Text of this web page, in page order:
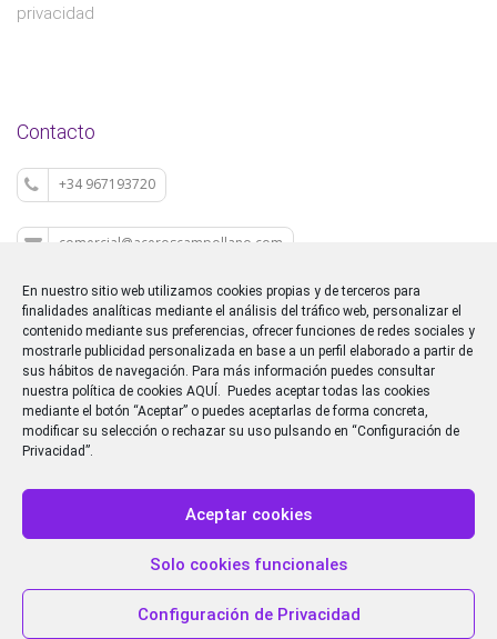
En nuestro sitio web utilizamos cookies propias y de terceros para
finalidades analíticas mediante el análisis del tráfico web, personalizar el
contenido mediante sus preferencias, ofrecer funciones de redes sociales y
mostrarle publicidad personalizada en base a un perfil elaborado a partir de
sus hábitos de navegación. Para más información puedes consultar
nuestra política de cookies AQUÍ . Puedes aceptar todas las cookies
mediante el botón “Aceptar” o puedes aceptarlas de forma concreta,
modificar su selección o rechazar su uso pulsando en “Configuración de
Privacidad”.
Aceptar cookies
Solo cookies funcionales
Configuración de Privacidad
privacidad
Contacto
+34 967193720
comercial@aceroscampollano.com
P.I. CAMPOLLANO C/M 5
Dirección: P. Ind. CAMPOLLANO - Cl/M, Nº 5, 02007,
Albacete
Copyright 2014 Aceros Campollano de la Mancha.
Política de privacidad
Política de cookies
Política del sistema interno de información